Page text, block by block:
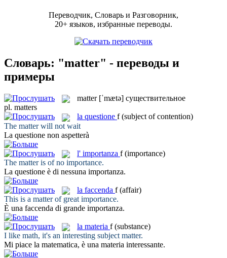
Переводчик, Словарь и Разговорник,
20+ языков, избранные переводы.
Словарь: "matter" - переводы и
примеры
matter [ˈmætə] существительное
pl. matters
la questione f (subject of contention)
The matterwill not wait
La questione non aspetterà
l' importanza f (importance)
The matteris of no importance.
La questione è di nessuna importanza.
la faccenda f (affair)
This is a matterof great importance.
È una faccenda di grande importanza.
la materia f (substance)
I like math, it's an interesting subjectmatter.
Mi piace la matematica, è una materia interessante.